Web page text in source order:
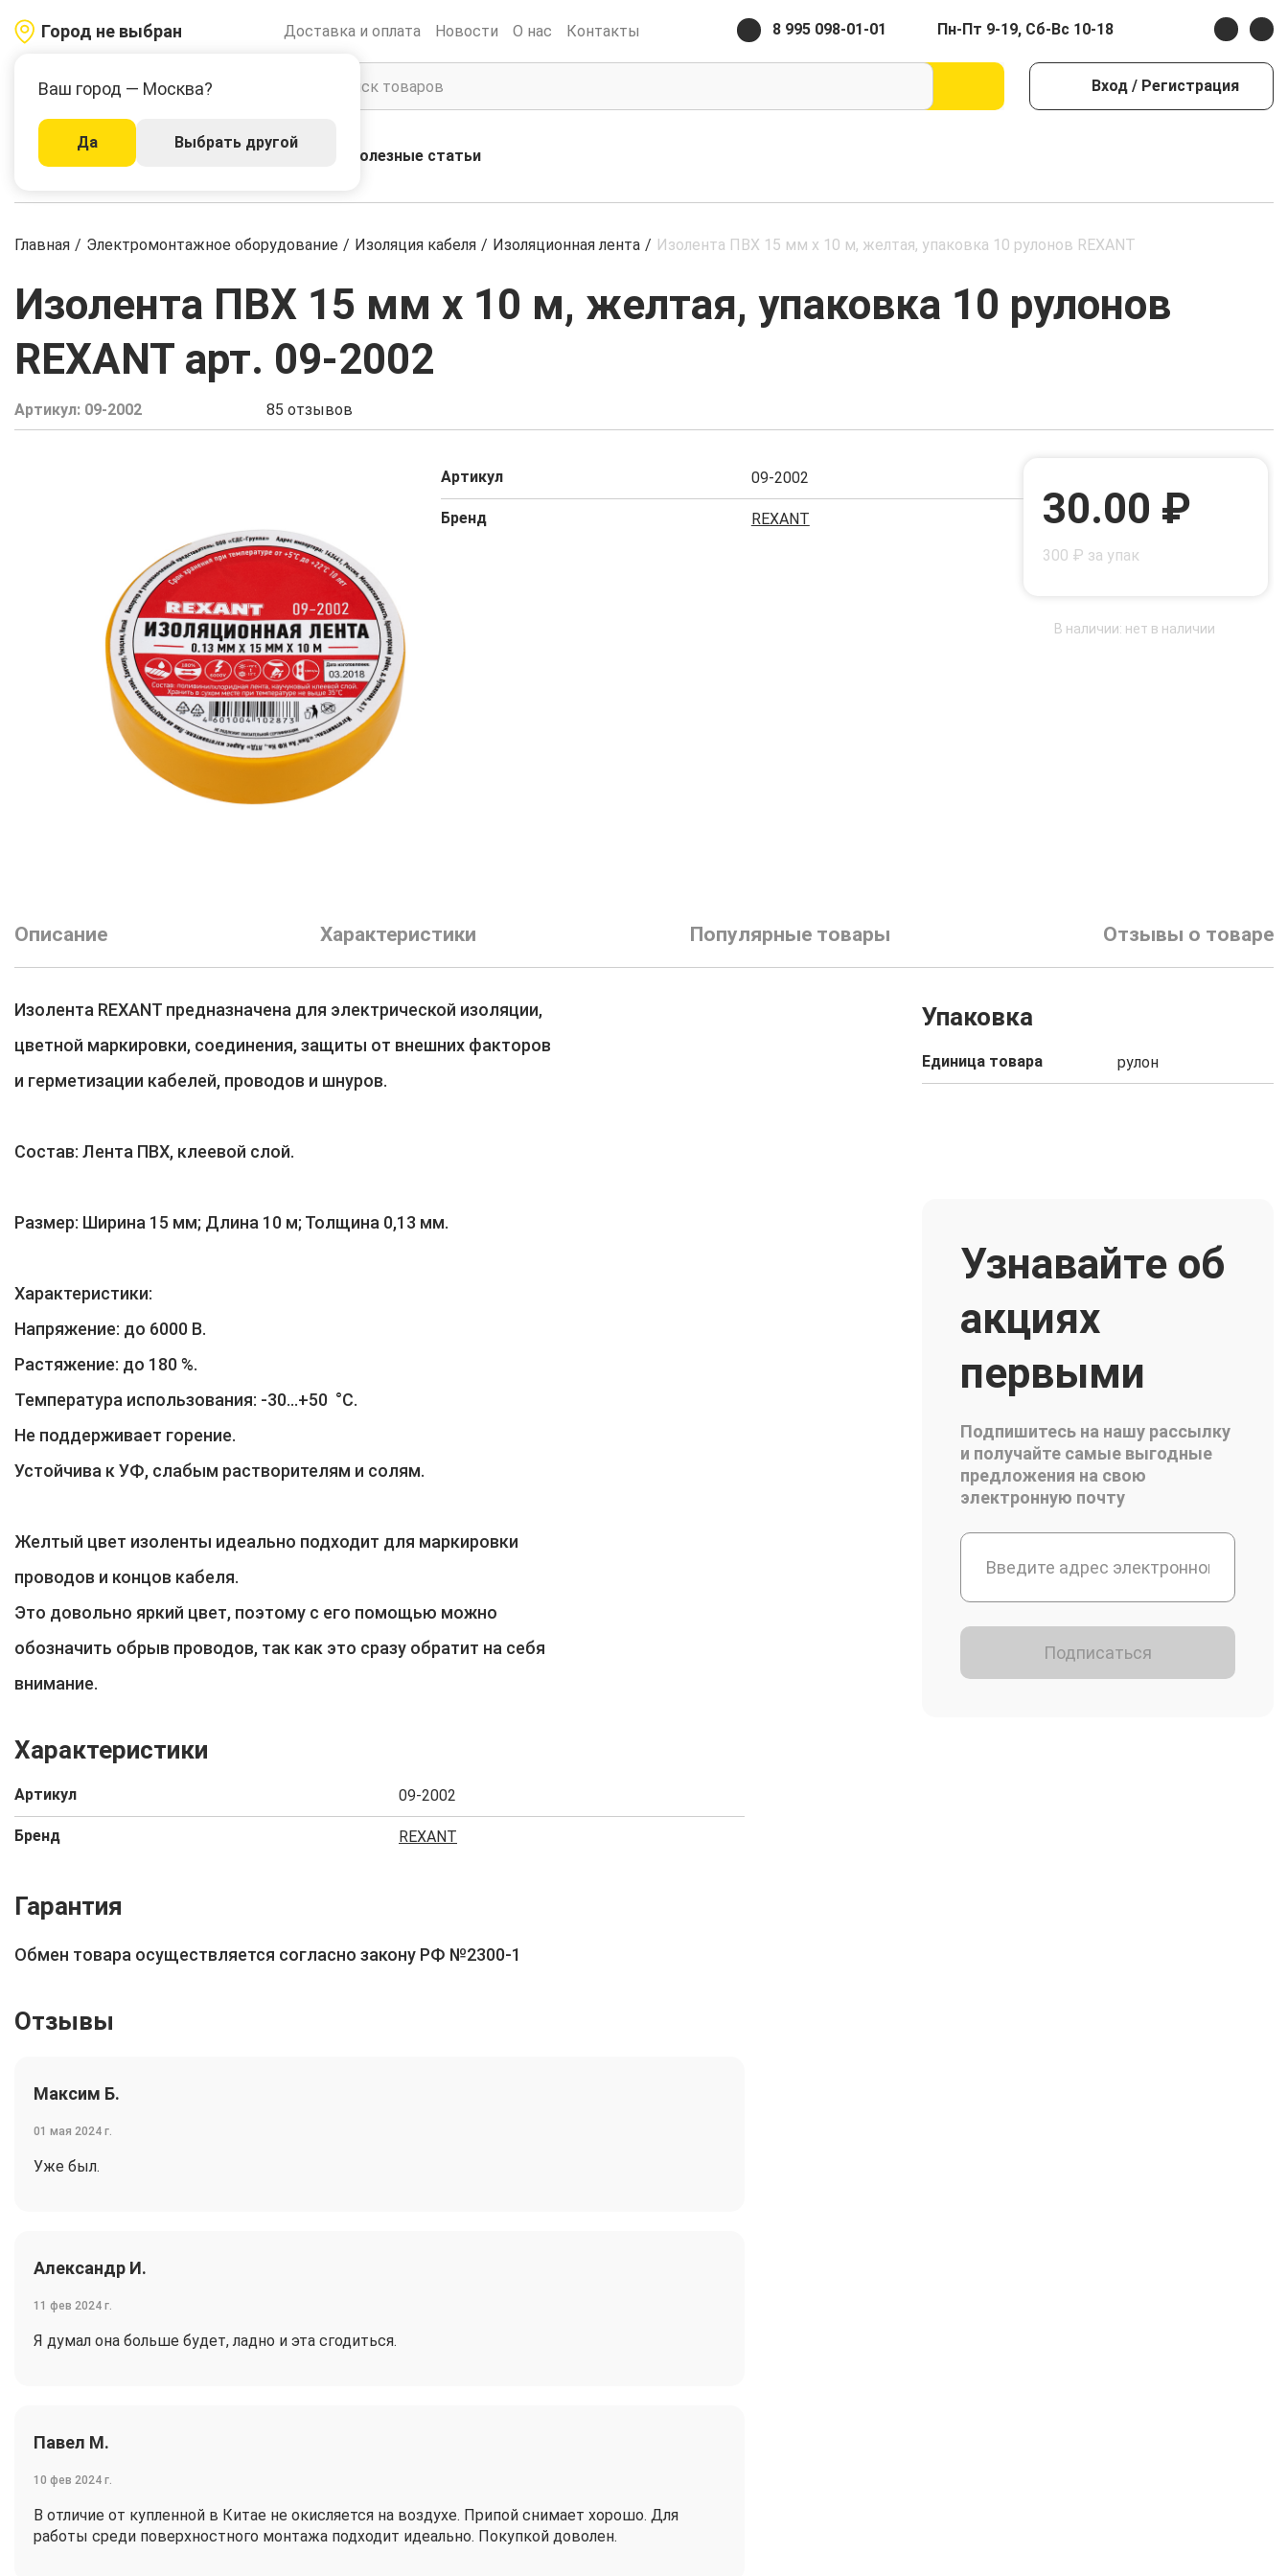
Город не выбран
Ваш город — Москва?
Да Выбрать другой
Доставка и оплата Новости О нас Контакты 8 995 098-01-01 Пн-Пт 9-19, Сб-Вс 10-18
Вход / Регистрация
Каталог Акции Полезные статьи
Главная / Электромонтажное оборудование / Изоляция кабеля / Изоляционная лента / Изолента ПВХ 15 мм х 10 м, желтая, упаковка 10 рулонов REXANT
Изолента ПВХ 15 мм х 10 м, желтая, упаковка 10 рулонов
REXANT арт. 09-2002
Артикул: 09-2002 85 отзывов
Артикул 09-2002
Бренд REXANT 30.00 ₽
300 ₽ за упак
В наличии: нет в наличии
Описание Характеристики Популярные товары Отзывы о товаре
Изолента REXANT предназначена для электрической изоляции,
цветной маркировки, соединения, защиты от внешних факторов
и герметизации кабелей, проводов и шнуров.
Состав: Лента ПВХ, клеевой слой.
Размер: Ширина 15 мм; Длина 10 м; Толщина 0,13 мм.
Характеристики:
Напряжение: до 6000 В.
Растяжение: до 180 %.
Температура использования: -30...+50 °С.
Не поддерживает горение.
Устойчива к УФ, слабым растворителям и солям.
Желтый цвет изоленты идеально подходит для маркировки
проводов и концов кабеля.
Это довольно яркий цвет, поэтому с его помощью можно
обозначить обрыв проводов, так как это сразу обратит на себя
внимание.
Характеристики
Артикул 09-2002
Бренд REXANT
Гарантия
Обмен товара осуществляется согласно закону РФ №2300-1
Отзывы
Максим Б.
01 мая 2024 г.
Уже был.
Александр И.
11 фев 2024 г.
Я думал она больше будет, ладно и эта сгодиться.
Павел М.
10 фев 2024 г.
В отличие от купленной в Китае не окисляется на воздухе. Припой снимает хорошо. Для
работы среди поверхностного монтажа подходит идеально. Покупкой доволен.
Упаковка
Единица товара рулон
Узнавайте об
акциях
первыми
Подпишитесь на нашу рассылку
и получайте самые выгодные
предложения на свою
электронную почту
Подписаться